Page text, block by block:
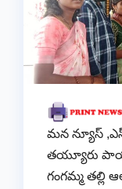
మన న్యూస్
తయ్యూరు
గంగమ్మ తల్లి